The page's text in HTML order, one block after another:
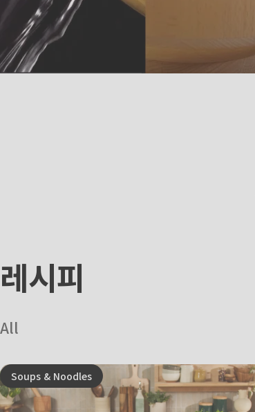
레시피
All
Soups & Noodles